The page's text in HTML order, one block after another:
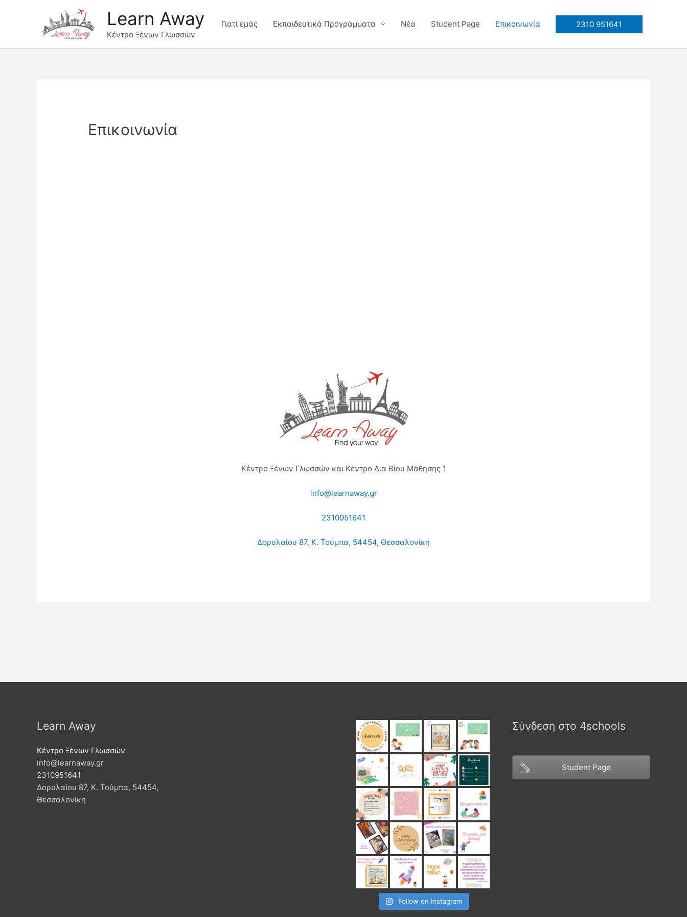
περιεχόμενο
Learn Away
Κέντρο Ξένων Γλωσσών
Γιατί εμάς Εκπαιδευτικά Προγράμματα Νέα Student Page Επικοινωνία 2310 951641
Επικοινωνία
Κέντρο Ξένων Γλωσσών και Κέντρο Δια Βίου Μάθησης 1
info@learnaway.gr
2310951641
Δορυλαίου 87, Κ. Τούμπα, 54454, Θεσσαλονίκη
Learn Away
Κέντρο Ξένων Γλωσσών
info@learnaway.gr
2310951641
Δορυλαίου 87, Κ. Τούμπα, 54454,
Θεσσαλονίκη
Follow on Instagram
Σύνδεση στο 4schools
Student Page